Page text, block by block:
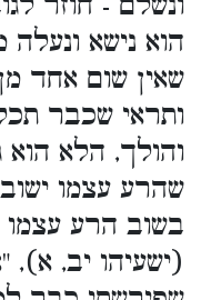
הוא נישא
שאין שום אחד
ותראי שכבר
והולך, הלא הוא
שהרע עצמו
בשוב הרע עצמו
(ישעיהו יב, א),